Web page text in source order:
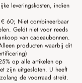
leveringskosten, indien
€ 60; Niet combineerbaar
Geldt niet voor reeds
van cadeaubonnen.
producten waarbij dit
op alle artikelen op
zijn uitgesloten. U heeft
de voorraad strekt.